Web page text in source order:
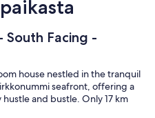
South Facing -
house nestled in the tranquil
seafront, offering a
and bustle. Only 17 km